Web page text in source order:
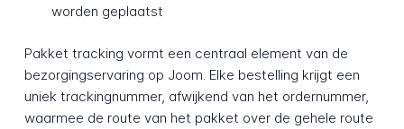
worden geplaatst
Pakket tracking vormt een centraal element van de
bezorgingservaring op Joom. Elke bestelling krijgt een
uniek trackingnummer, afwijkend van het ordernummer,
waarmee de route van het pakket over de gehele route